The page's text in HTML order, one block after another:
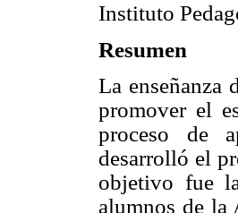
Instituto
Resumen
La enseñanza
promover el
proceso de
desarrolló el
objetivo fue
alumnos de la